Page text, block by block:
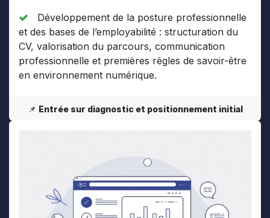
Développement de la posture professionnelle
et des bases de l’employabilité : structuration du
CV, valorisation du parcours, communication
professionnelle et premières règles de savoir-être
en environnement numérique.
📌 Entrée sur diagnostic et positionnement initial